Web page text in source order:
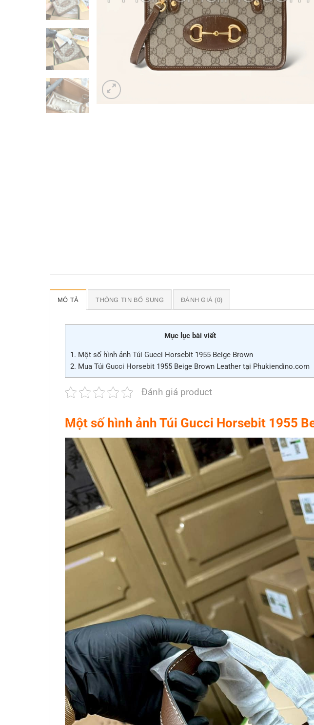
MÔ TẢ THÔNG TIN BỔ SUNG ĐÁNH GIÁ (0)
Mục lục bài viết
1. Một số hình ảnh Túi Gucci Horsebit 1955 Beige Brown
2. Mua Túi Gucci Horsebit 1955 Beige Brown Leather tại Phukiendino.com
Đánh giá product
Một số hình ảnh Túi Gucci Horsebit 1955